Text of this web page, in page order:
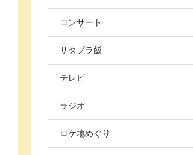
コンサート
サタプラ飯
テレビ
ラジオ
ロケ地めぐり